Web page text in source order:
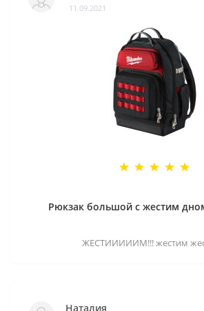
11.09.2021
Рюкзак большой с жестим
ЖЕСТИИИИИМ!!! жестим
Наталия